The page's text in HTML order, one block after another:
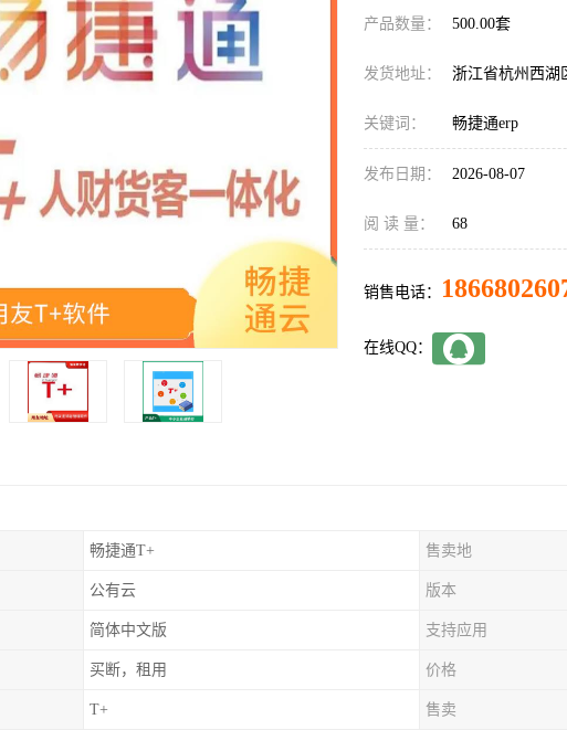
产品数量： 500.00套
发货地址： 浙江省杭州西湖
关键词： 畅捷通erp
发布日期： 2026-08-07
阅 读 量： 68
销售电话：
在线QQ：
畅捷通T+ 售卖地
公有云 版本
简体中文版 支持应用
买断，租用 价格
T+ 售卖